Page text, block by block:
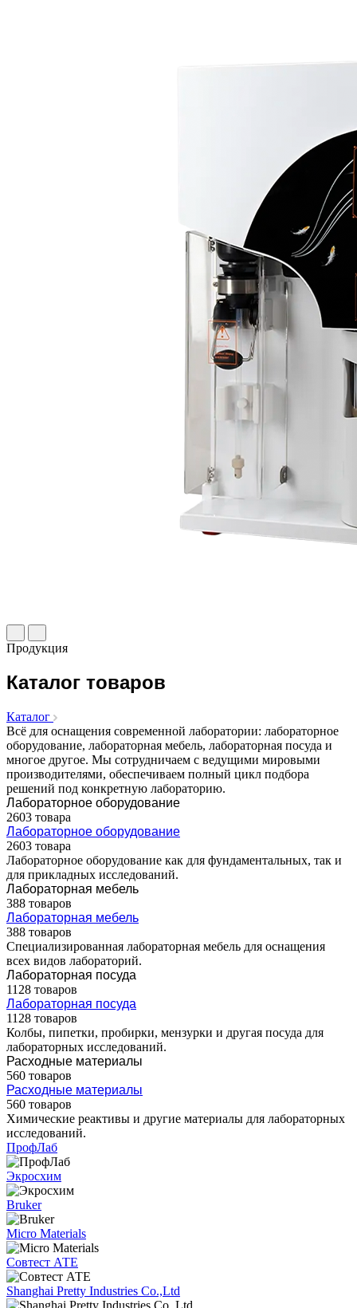
Продукция
Каталог товаров
Каталог
Всё для оснащения современной лаборатории: лабораторное
оборудование, лабораторная мебель, лабораторная посуда и
многое другое. Мы сотрудничаем с ведущими мировыми
производителями, обеспечиваем полный цикл подбора
решений под конкретную лабораторию.
Лабораторное оборудование
2603 товара
Лабораторное оборудование
2603 товара
Лабораторное оборудование как для фундаментальных, так и
для прикладных исследований.
Лабораторная мебель
388 товаров
Лабораторная мебель
388 товаров
Специализированная лабораторная мебель для оснащения
всех видов лабораторий.
Лабораторная посуда
1128 товаров
Лабораторная посуда
1128 товаров
Колбы, пипетки, пробирки, мензурки и другая посуда для
лабораторных исследований.
Расходные материалы
560 товаров
Расходные материалы
560 товаров
Химические реактивы и другие материалы для лабораторных
исследований.
ПрофЛаб
Экросхим
Bruker
Micro Materials
Совтест АТЕ
Shanghai Pretty Industries Co.,Ltd